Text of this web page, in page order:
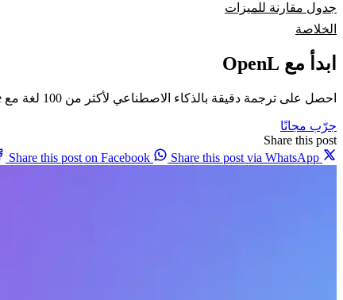
جدول مقارنة للميزات
الخلاصة
ابدأ مع OpenL
احصل على ترجمة دقيقة بالذكاء الاصطناعي لأكثر من 100 لغة مع OpenL Translate
جرّب مجانًا
Share this post
Share this post on Facebook Share this post via WhatsApp